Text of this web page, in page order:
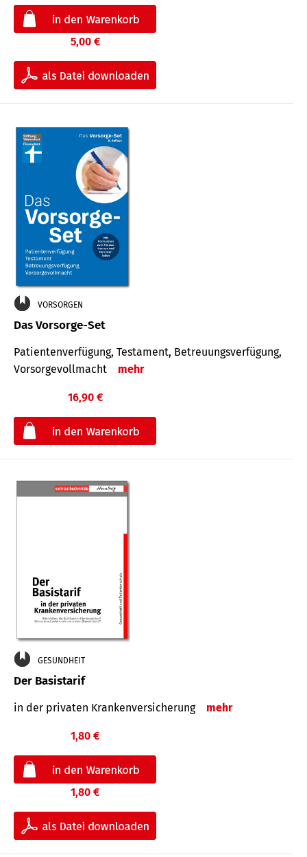
5,00 €
VORSORGEN
Das Vorsorge-Set
Patienten­ver­fügung, Testa­ment, Be­treuungs­verfü­gung,
Vor­sorge­voll­macht
mehr
16,90 €
GESUNDHEIT
Der Basistarif
in der privaten Kran­ken­ver­siche­rung mehr
1,80 €
1,80 €